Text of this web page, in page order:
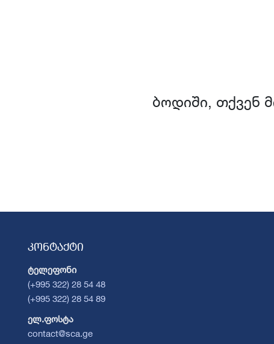
ბოდიში, თქვენ
კონტაქტი
ტელეფონი
(+995 322) 28 54 48
(+995 322) 28 54 89
ელ.ფოსტა
contact@sca.ge